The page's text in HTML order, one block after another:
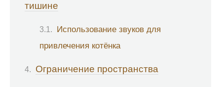
тишине
Использование звуков для
привлечения котёнка
Ограничение пространства